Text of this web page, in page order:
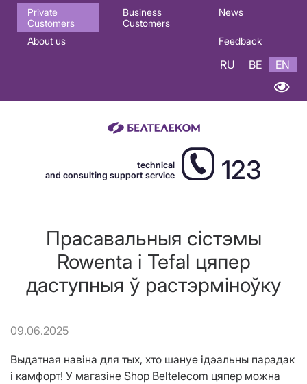
Основная
навигация
Private
Customers
Business
Customers
News
About us Feedback
RU BE EN
technical
and consulting support service
123
Прасавальныя сістэмы
Rowenta і Tefal цяпер
даступныя ў растэрміноўку
09.06.2025
Выдатная навіна для тых, хто шануе ідэальны парадак
і камфорт! У магазіне Shop Beltelecom цяпер можна